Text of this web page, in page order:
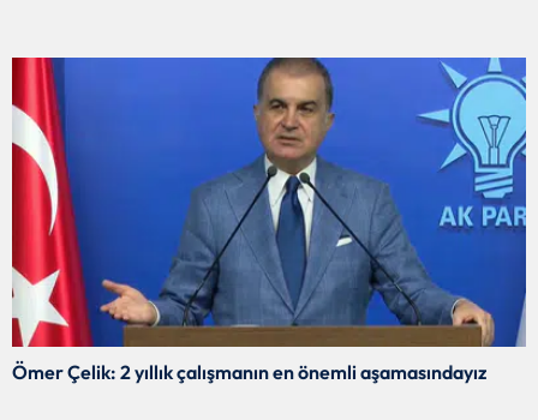
Ömer Çelik: 2 yıllık çalışmanın en önemli aşamasındayız